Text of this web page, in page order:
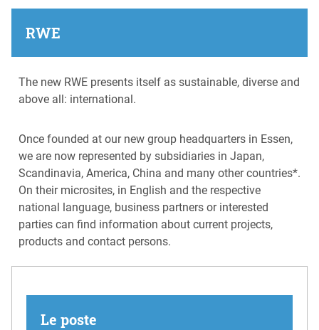
RWE
The new RWE presents itself as sustainable, diverse and
above all: international.
Once founded at our new group headquarters in Essen,
we are now represented by subsidiaries in Japan,
Scandinavia, America, China and many other countries*.
On their microsites, in English and the respective
national language, business partners or interested
parties can find information about current projects,
products and contact persons.
Le poste